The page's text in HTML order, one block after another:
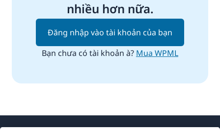
nhiều hơn nữa.
Đăng nhập vào tài khoản của bạn
Bạn chưa có tài khoản à? Mua WPML